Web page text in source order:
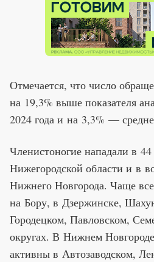
Отмечается, что число
на 19,3% выше показателя
2024 года и на 3,3% —
Членистоногие нападали в 44
Нижегородской области и в
Нижнего Новгорода. Чаще
на Бору, в Дзержинске,
Городецком, Павловском,
округах. В Нижнем
активны в Автозаводском,